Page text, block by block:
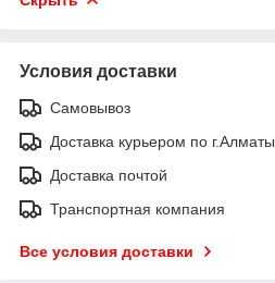
Условия доставки
Самовывоз
Доставка курьером по г.Алматы
Доставка почтой
Транспортная компания
Все условия доставки